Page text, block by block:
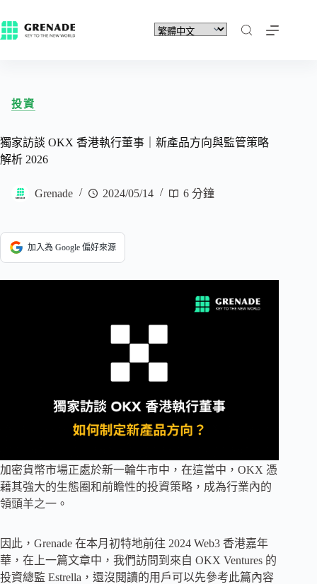
投資
獨家訪談 OKX 香港執行董事｜新產品方向與監管策略
解析 2026
Grenade 2024/05/14 6 分鐘
加入為 Google 偏好來源
加密貨幣市場正處於新一輪牛市中，在這當中，OKX 憑
藉其強大的生態圈和前瞻性的投資策略，成為行業內的
領頭羊之一。
因此，Grenade 在本月初特地前往 2024 Web3 香港嘉年
華，在上一篇文章中，我們訪問到來自 OKX Ventures 的
投資總監 Estrella，還沒閱讀的用戶可以先參考此篇內容